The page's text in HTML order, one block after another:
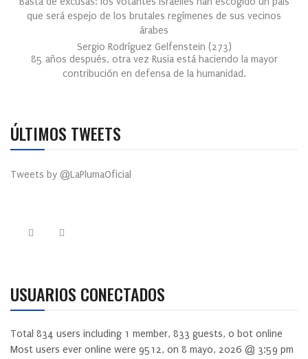
que será espejo de los brutales regímenes de sus vecinos
árabes
Sergio Rodríguez Gelfenstein (273)
85 años después, otra vez Rusia está haciendo la mayor
contribución en defensa de la humanidad.
ÚLTIMOS TWEETS
Tweets by @LaPlumaOficial
USUARIOS CONECTADOS
Total 834 users including 1 member, 833 guests, 0 bot online
Most users ever online were 9512, on 8 mayo, 2026 @ 3:59 pm